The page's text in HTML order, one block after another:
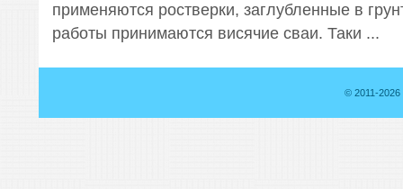
применяются ростверки, заглубленные в
работы принимаются висячие сваи. Таки ...
© 2011-2026